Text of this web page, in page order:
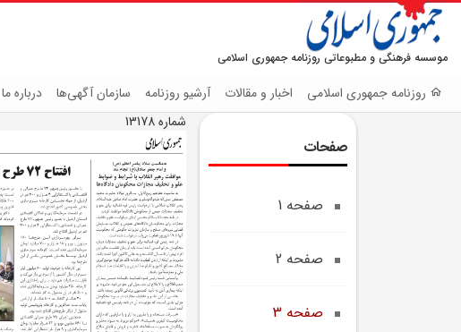
موسسه فرهنگی و مطبوعاتی روزنامه جمهوری اسلامی
روزنامه جمهوری اسلامی اخبار و مقالات آرشیو روزنامه سازمان آگهی‌ها درباره ما
صفحات
صفحه 1
صفحه 2
صفحه 3
شماره 13178